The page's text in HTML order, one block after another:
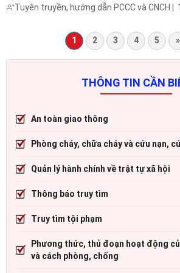
và phổ biến các quy định pháp luật về lâm
Tuyên truyền, hướng dẫn PCCC và CNCH
1 2 3 4 5 »
THÔNG TIN CẦN
An toàn giao thông
Phòng cháy, chữa cháy và cứu nạn,
Quản lý hành chính về trật tự xã hội
Thông báo truy tìm
Truy tìm tội phạm
Phương thức, thủ đoạn hoạt động
và cách phòng, chống